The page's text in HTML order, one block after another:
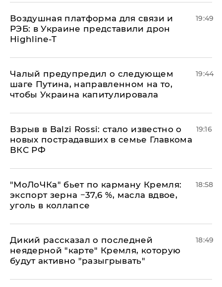
Воздушная платформа для связи и
РЭБ: в Украине представили дрон
Highline-T
19:49
Чалый предупредил о следующем
шаге Путина, направленном на то,
чтобы Украина капитулировала
19:44
Взрыв в Balzi Rossi: стало известно о
новых пострадавших в семье Главкома
ВКС РФ
19:16
​"МоЛоЧКа" бьет по карману Кремля:
экспорт зерна −37,6 %, масла вдвое,
уголь в коллапсе
18:58
Дикий рассказал о последней
неядерной "карте" Кремля, которую
будут активно "разыгрывать"
18:49